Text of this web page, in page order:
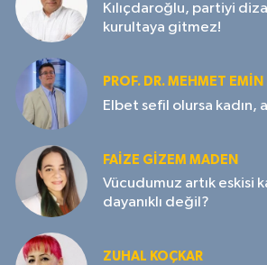
Kılıçdaroğlu, partiyi
kurultaya gitmez!
PROF. DR. MEHMET EMIN
Elbet sefil olursa kadın,
FAIZE GIZEM MADEN
Vücudumuz artık eskisi
dayanıklı değil?
ZUHAL KOÇKAR